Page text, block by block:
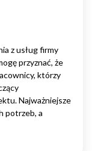
z usług firmy
przyznać, że
którzy
Najważniejsze
potrzeb, a